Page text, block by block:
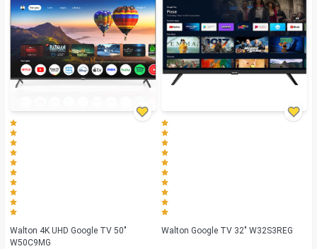
Walton 4K UHD Google TV 50"
W50C9MG
Walton Google TV 32" W32S3REG